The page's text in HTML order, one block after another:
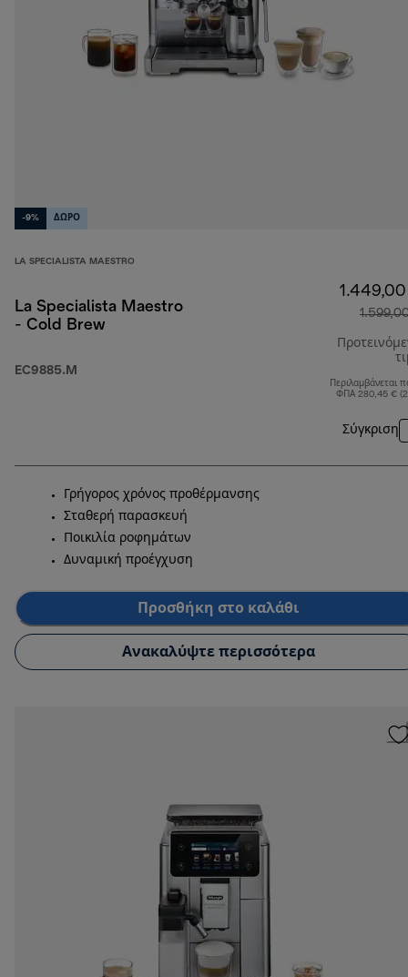
-9% ΔΩΡΟ
LA SPECIALISTA MAESTRO
La Specialista Maestro
- Cold Brew
EC9885.M
Περιλαμβάνεται
ΦΠΑ 280,45 €
Σύγκριση
Γρήγορος χρόνος προθέρμανσης
Σταθερή παρασκευή
Ποικιλία ροφημάτων
Δυναμική προέγχυση
Προσθήκη στο καλάθι
Ανακαλύψτε περισσότερα